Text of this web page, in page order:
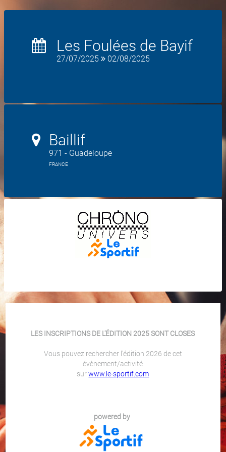
Les Foulées de Bayif
27/07/2025 02/08/2025
Baillif
971 - Guadeloupe
FRANCE
LES INSCRIPTIONS DE L'ÉDITION 2025 SONT CLOSES
Vous pouvez rechercher l'édition 2026 de cet
évènement/activité
surwww.le-sportif.com
powered by